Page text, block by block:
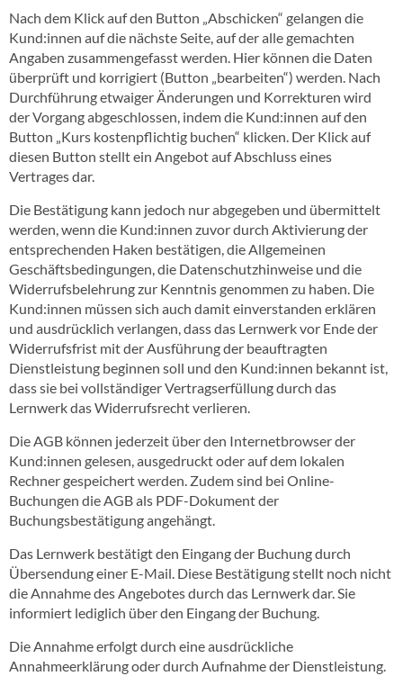
Nach dem Klick auf den Button „Abschicken“ gelangen die
Kund:innen auf die nächste Seite, auf der alle gemachten
Angaben zusammengefasst werden. Hier können die Daten
überprüft und korrigiert (Button „bearbeiten“) werden. Nach
Durchführung etwaiger Änderungen und Korrekturen wird
der Vorgang abgeschlossen, indem die Kund:innen auf den
Button „Kurs kostenpflichtig buchen“ klicken. Der Klick auf
diesen Button stellt ein Angebot auf Abschluss eines
Vertrages dar.
Die Bestätigung kann jedoch nur abgegeben und übermittelt
werden, wenn die Kund:innen zuvor durch Aktivierung der
entsprechenden Haken bestätigen, die Allgemeinen
Geschäftsbedingungen, die Datenschutzhinweise und die
Widerrufsbelehrung zur Kenntnis genommen zu haben. Die
Kund:innen müssen sich auch damit einverstanden erklären
und ausdrücklich verlangen, dass das Lernwerk vor Ende der
Widerrufsfrist mit der Ausführung der beauftragten
Dienstleistung beginnen soll und den Kund:innen bekannt ist,
dass sie bei vollständiger Vertragserfüllung durch das
Lernwerk das Widerrufsrecht verlieren.
Die AGB können jederzeit über den Internetbrowser der
Kund:innen gelesen, ausgedruckt oder auf dem lokalen
Rechner gespeichert werden. Zudem sind bei Online-
Buchungen die AGB als PDF-Dokument der
Buchungsbestätigung angehängt.
Das Lernwerk bestätigt den Eingang der Buchung durch
Übersendung einer E-Mail. Diese Bestätigung stellt noch nicht
die Annahme des Angebotes durch das Lernwerk dar. Sie
informiert lediglich über den Eingang der Buchung.
Die Annahme erfolgt durch eine ausdrückliche
Annahmeerklärung oder durch Aufnahme der Dienstleistung.